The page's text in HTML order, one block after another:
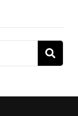
Zoeken
naar: